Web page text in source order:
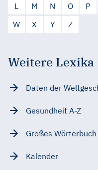
L
M N O P
W
X Y Z
Weitere Lexika
Daten der
Gesundheit A-Z
Großes
Kalender